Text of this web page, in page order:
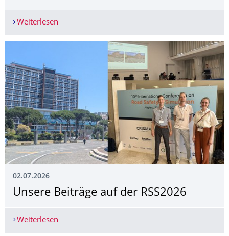
Weiterlesen
02.07.2026
Unsere Beiträge auf der RSS2026
Weiterlesen